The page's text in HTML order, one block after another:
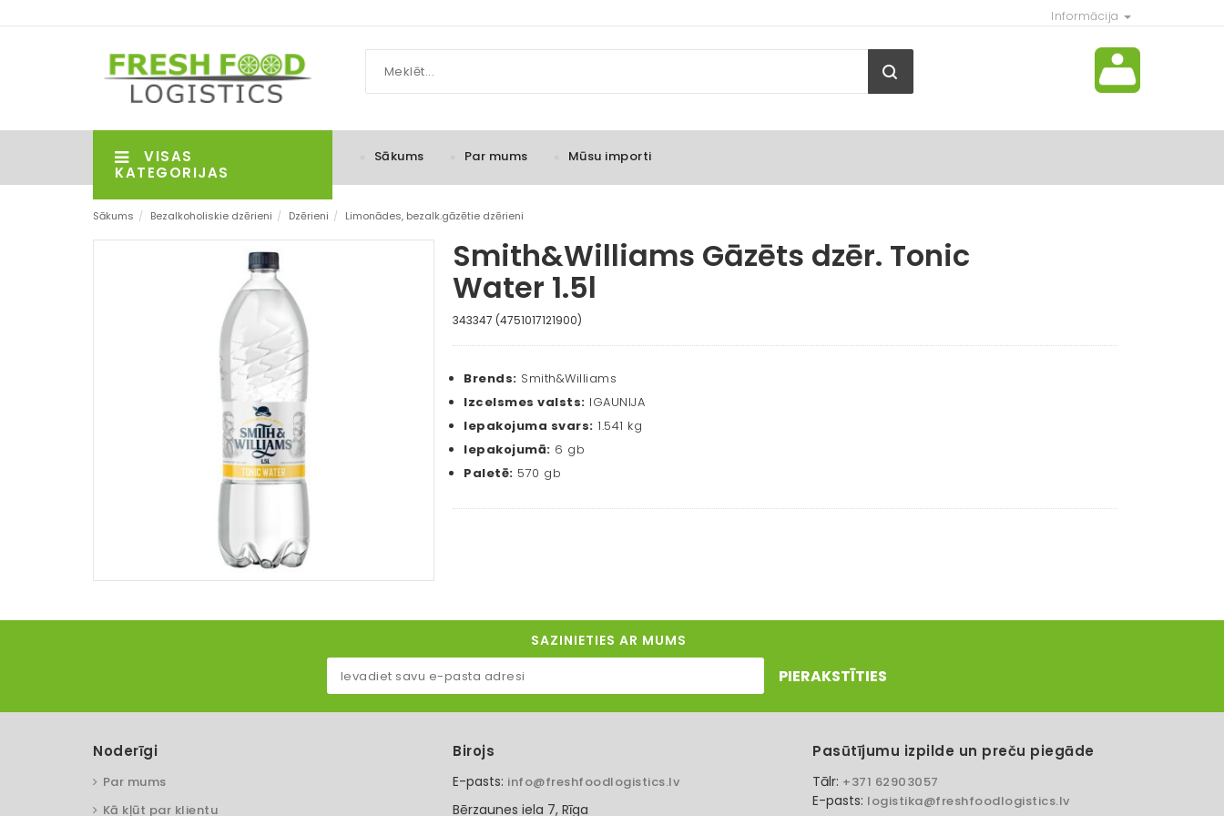
Informācija
VISAS
KATEGORIJAS
Sākums Par mums Mūsu importi
Sākums / Bezalkoholiskie dzērieni / Dzērieni / Limonādes, bezalk.gāzētie dzērieni
Smith&Williams Gāzēts dzēr. Tonic
Water 1.5l
343347 (4751017121900)
Brends: Smith&Williams
Izcelsmes valsts: IGAUNIJA
Iepakojuma svars: 1.541 kg
Iepakojumā: 6 gb
Paletē: 570 gb
SAZINIETIES AR MUMS
PIERAKSTĪTIES
Noderīgi
Par mums
Kā kļūt par klientu
Birojs
E-pasts: info@freshfoodlogistics.lv
Bērzaunes iela 7, Rīga
Pasūtījumu izpilde un preču piegāde
Tālr: +371 62903057
E-pasts: logistika@freshfoodlogistics.lv